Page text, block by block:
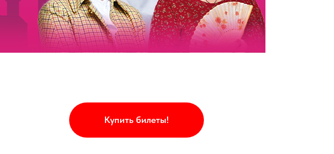
Купить билеты!